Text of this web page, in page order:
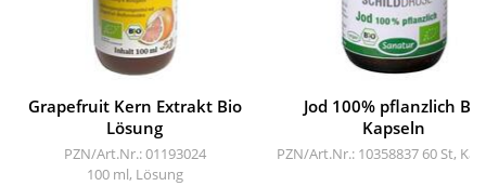
Grapefruit Kern Extrakt Bio
Lösung
PZN/Art.Nr.: 01193024
100 ml, Lösung
Jod 100% pflanzlich Bio
Kapseln
PZN/Art.Nr.: 10358837 60 St,